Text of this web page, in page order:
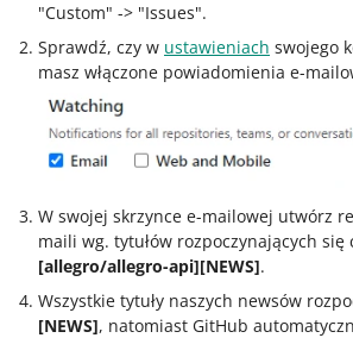
"Custom" -> "Issues".
Sprawdź, czy w ustawieniach swojego
masz włączone powiadomienia e-
W swojej skrzynce e-mailowej utwórz
maili wg. tytułów rozpoczynających się
[allegro/allegro-api][NEWS].
Wszystkie tytuły naszych newsów
[NEWS], natomiast GitHub